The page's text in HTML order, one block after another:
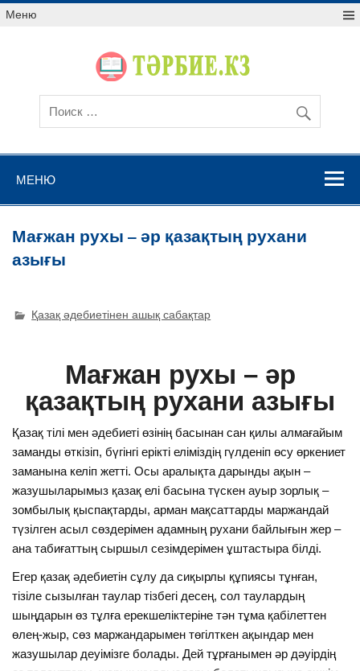
Меню
МЕНЮ
Мағжан рухы – әр қазақтың рухани
азығы
Қазақ әдебиетінен ашық сабақтар
Мағжан рухы – әр
қазақтың рухани азығы
Қазақ тілі мен әдебиеті өзінің басынан сан қилы алмағайым
заманды өткізіп, бүгінгі ерікті еліміздің гүлденіп өсу өркениет
заманына келіп жетті. Осы аралықта дарынды ақын –
жазушыларымыз қазақ елі басына түскен ауыр зорлық –
зомбылық қыспақтарды, арман мақсаттарды маржандай
түзілген асыл сөздерімен адамның рухани байлығын жер –
ана табиғаттың сыршыл сезімдерімен ұштастыра білді.
Егер қазақ әдебиетін сұлу да сиқырлы құпиясы тұнған,
тізіле сызылған таулар тізбегі десең, сол таулардың
шыңдарын өз тұлға ерекшеліктеріне тән тұма қабілеттен
өлең-жыр, сөз маржандарымен төгілткен ақындар мен
жазушылар деуімізге болады. Дей тұрғанымен әр дәуірдің